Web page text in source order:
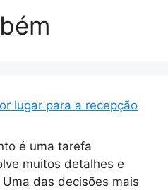
lugar para a recepção
é uma tarefa
muitos detalhes e
das decisões mais